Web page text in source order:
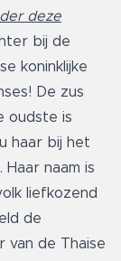
deze
bij de
koninklijke
De zus
oudste is
haar bij het
naam is
liefkozend
de
van de Thaise